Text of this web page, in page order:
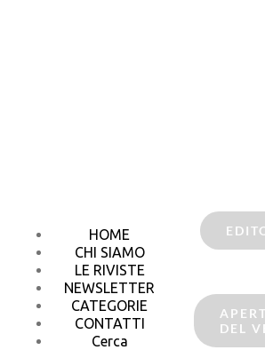
HOME
CHI SIAMO
LE RIVISTE
NEWSLETTER
CATEGORIE
CONTATTI
Cerca
DEL